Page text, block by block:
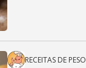
RECEITAS DE PESO